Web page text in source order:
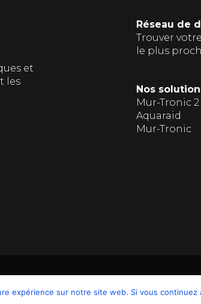
et
les
Réseau de
Trouver
le plus
Nos
Mur-Tronic 2
Aquaraid
Mur-Tronic
expérience sur notre site web. Si vous